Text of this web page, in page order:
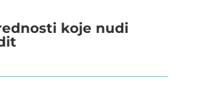
koje nudi